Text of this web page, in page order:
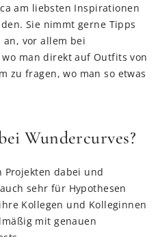
am liebsten Inspirationen
Sie nimmt gerne Tipps
vor allem bei
man direkt auf Outfits von
zu fragen, wo man so etwas
Wundercurves?
Projekten dabei und
sehr für Hypothesen
Kollegen und Kolleginnen
mit genauen